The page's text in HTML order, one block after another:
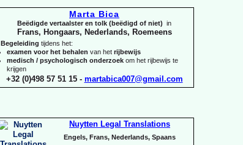
Marta Bica
Beëdigde vertaalster en tolk (beëdigd of niet) in
Frans, Hongaars, Nederlands, Roemeens
Begeleiding tijdens het:
examen voor het behalen van het rijbewijs
medisch / psychologisch onderzoek om het rijbewijs te
krijgen
+32 (0)498 57 51 15 - martabica007@gmail.com
Nuytten Legal Translations
Engels, Frans, Nederlands, Spaans